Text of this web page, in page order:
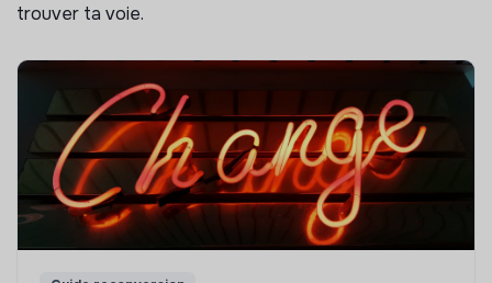
trouver ta voie.